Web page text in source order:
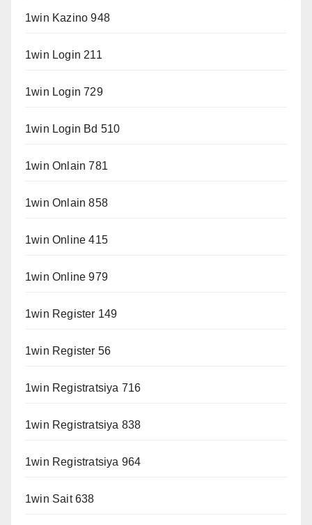
1win Kazino 948
1win Login 211
1win Login 729
1win Login Bd 510
1win Onlain 781
1win Onlain 858
1win Online 415
1win Online 979
1win Register 149
1win Register 56
1win Registratsiya 716
1win Registratsiya 838
1win Registratsiya 964
1win Sait 638